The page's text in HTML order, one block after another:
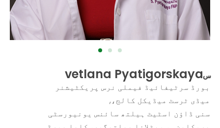
سvetlana Pyatigorskaya
بورڈ سرٹیفائیڈ فیملی نرس پریکٹیشنر
میڈی ٹرسٹ میڈیکل کالج،,
سنی ڈاؤن اسٹیٹ ہیلتھ سائنس یونیورسٹی